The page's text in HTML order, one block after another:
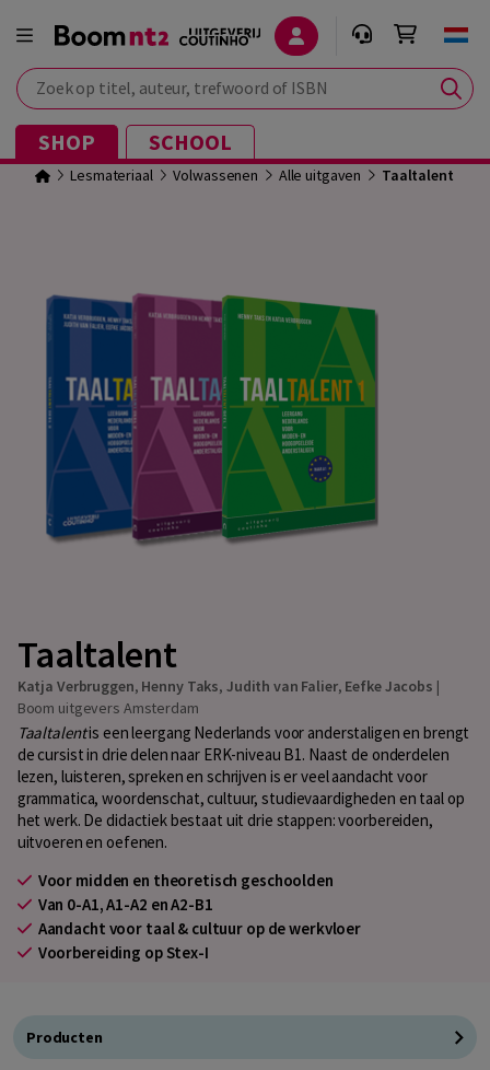
Zoek op titel, auteur, trefwoord of ISBN
SHOP SCHOOL
Lesmateriaal Volwassenen Alle uitgaven Taaltalent
Taaltalent
Katja Verbruggen, Henny Taks, Judith van Falier, Eefke Jacobs |
Boom uitgevers Amsterdam
Taaltalentis een leergang Nederlands voor anderstaligen en brengt
de cursist in drie delen naar ERK-niveau B1. Naast de onderdelen
lezen, luisteren, spreken en schrijven is er veel aandacht voor
grammatica, woordenschat, cultuur, studievaardigheden en taal op
het werk. De didactiek bestaat uit drie stappen: voorbereiden,
uitvoeren en oefenen.
Voor midden en theoretisch geschoolden
Van 0-A1, A1-A2 en A2-B1
Aandacht voor taal & cultuur op de werkvloer
Voorbereiding op Stex-I
Producten